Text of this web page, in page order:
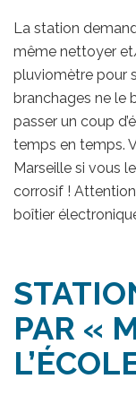
La station
même nettoyer
pluviomètre pour
branchages ne le
passer un coup
temps en temps.
Marseille si vous
corrosif ! Attention
boîtier
PAR «